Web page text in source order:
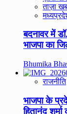
ताज़ा
बदनावर में
भाजपा का
Bhumika
राजनीति
भाजपा के
हितानंद शर्मा